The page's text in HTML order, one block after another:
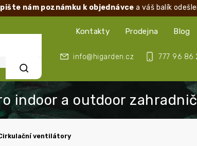
nám poznámku k objednávce a váš balík
777 96 86
info@higarden.cz
Kontakty Prodejna Blog
Hledat
ventilátory